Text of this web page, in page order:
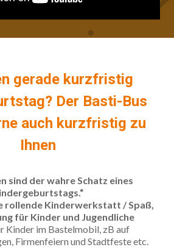
gerade kurzfristig
Der Basti-Bus
auch kurzfristig zu
Ihnen
sind der wahre Schatz eines
rollende Kinderwerkstatt /Spaß,
für Kinder und Jugendliche
Kinder im Bastelmobil, zB auf
Firmenfeiern und Stadtfeste etc.
Kindergeburtstag⭐️Basti-Bus